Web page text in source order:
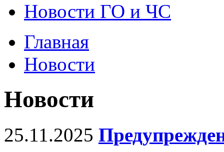
Новости ГО и ЧС
Главная
Новости
Новости
25.11.2025